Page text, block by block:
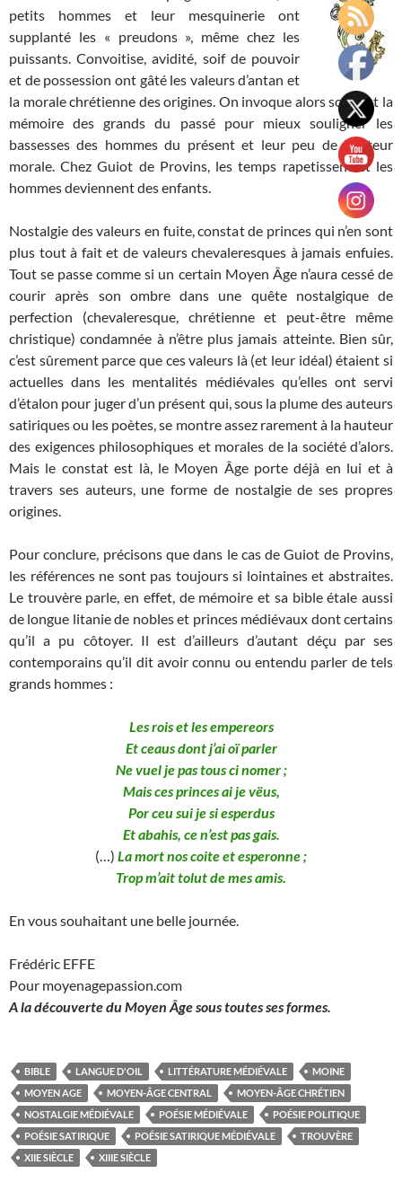
petits hommes et leur mesquinerie ont
supplanté les « preudons », même chez les
puissants. Convoitise, avidité, soif de pouvoir
et de possession ont gâté les valeurs d’antan et
la morale chrétienne des origines. On invoque alors souvent la
mémoire des grands du passé pour mieux souligner les
bassesses des hommes du présent et leur peu de hauteur
morale. Chez Guiot de Provins, les temps rapetissent et les
hommes deviennent des enfants.
Nostalgie des valeurs en fuite, constat de princes qui n’en sont
plus tout à fait et de valeurs chevaleresques à jamais enfuies.
Tout se passe comme si un certain Moyen Âge n’aura cessé de
courir après son ombre dans une quête nostalgique de
perfection (chevaleresque, chrétienne et peut-être même
christique) condamnée à n’être plus jamais atteinte. Bien sûr,
c’est sûrement parce que ces valeurs là (et leur idéal) étaient si
actuelles dans les mentalités médiévales qu’elles ont servi
d’étalon pour juger d’un présent qui, sous la plume des auteurs
satiriques ou les poètes, se montre assez rarement à la hauteur
des exigences philosophiques et morales de la société d’alors.
Mais le constat est là, le Moyen Âge porte déjà en lui et à
travers ses auteurs, une forme de nostalgie de ses propres
origines.
Pour conclure, précisons que dans le cas de Guiot de Provins,
les références ne sont pas toujours si lointaines et abstraites.
Le trouvère parle, en effet, de mémoire et sa bible étale aussi
de longue litanie de nobles et princes médiévaux dont certains
qu’il a pu côtoyer. Il est d’ailleurs d’autant déçu par ses
contemporains qu’il dit avoir connu ou entendu parler de tels
grands hommes :
Les rois et les empereors
Et ceaus dont j’ai oï parler
Ne vuel je pas tous ci nomer ;
Mais ces princes ai je vëus,
Por ceu sui je si esperdus
Et abahis, ce n’est pas gais.
(…) La mort nos coite et esperonne ;
Trop m’ait tolut de mes amis.
En vous souhaitant une belle journée.
Frédéric EFFE
Pour moyenagepassion.com
A la découverte du Moyen Âge sous toutes ses formes.
BIBLE LANGUE D'OIL LITTÉRATURE MÉDIÉVALE
MOINE
MOYEN AGE
MOYEN-ÂGE CENTRAL
MOYEN-ÂGE CHRÉTIEN
NOSTALGIE MÉDIÉVALE
POÉSIE MÉDIÉVALE
POÉSIE POLITIQUE
POÉSIE SATIRIQUE
POÉSIE SATIRIQUE MÉDIÉVALE
TROUVÈRE
XIIE SIÈCLE
XIIIE SIÈCLE